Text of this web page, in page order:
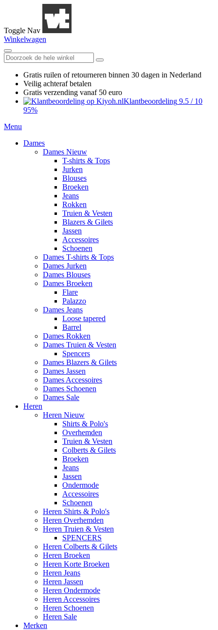
Toggle Nav
Winkelwagen
Gratis ruilen of retourneren binnen 30 dagen in Nederland
Veilig achteraf betalen
Gratis verzending vanaf 50 euro
Klantbeoordeling 9.5 / 10
95%
Menu
Dames
Dames Nieuw
T-shirts & Tops
Jurken
Blouses
Broeken
Jeans
Rokken
Truien & Vesten
Blazers & Gilets
Jassen
Accessoires
Schoenen
Dames T-shirts & Tops
Dames Jurken
Dames Blouses
Dames Broeken
Flare
Palazzo
Dames Jeans
Loose tapered
Barrel
Dames Rokken
Dames Truien & Vesten
Spencers
Dames Blazers & Gilets
Dames Jassen
Dames Accessoires
Dames Schoenen
Dames Sale
Heren
Heren Nieuw
Shirts & Polo's
Overhemden
Truien & Vesten
Colberts & Gilets
Broeken
Jeans
Jassen
Ondermode
Accessoires
Schoenen
Heren Shirts & Polo's
Heren Overhemden
Heren Truien & Vesten
SPENCERS
Heren Colberts & Gilets
Heren Broeken
Heren Korte Broeken
Heren Jeans
Heren Jassen
Heren Ondermode
Heren Accessoires
Heren Schoenen
Heren Sale
Merken